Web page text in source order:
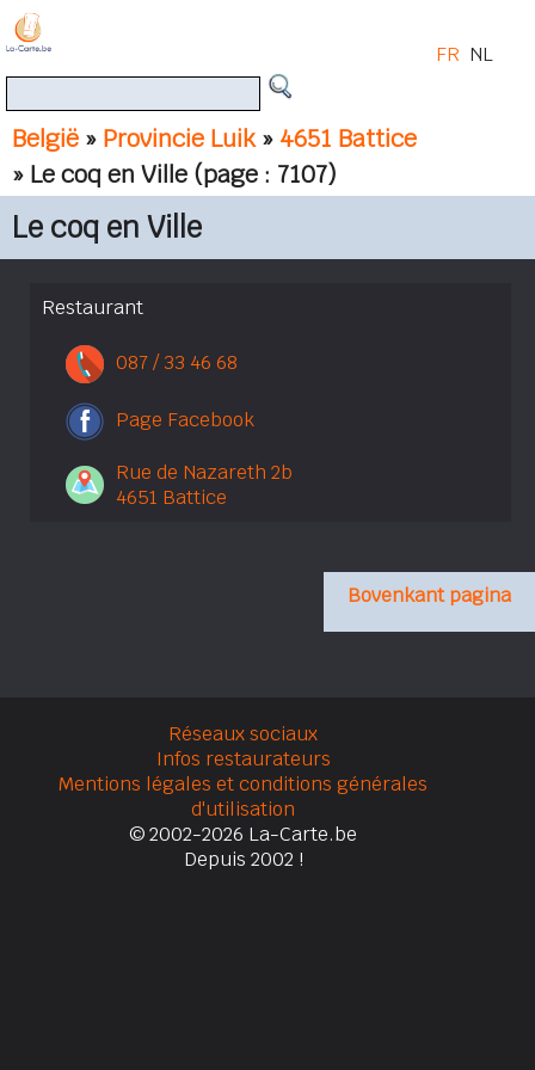
België » Provincie Luik» 4651 Battice
» Le coq en Ville (page : 7107)
FR NL
Le coq en Ville
Restaurant
087 / 33 46 68
Page Facebook
Rue de Nazareth 2b
4651 Battice
Bovenkant pagina
Réseaux sociaux
Infos restaurateurs
Mentions légales et conditions générales
d'utilisation
© 2002-2026 La-Carte.be
Depuis 2002 !